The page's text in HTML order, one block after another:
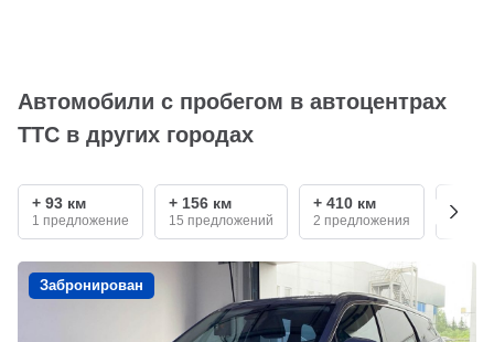
Автомобили с пробегом в автоцентрах
ТТС в других городах
+ 93 км
1 предложение
+ 156 км
15 предложений
+ 410 км
2 предложения
+ 690
5
Забронирован